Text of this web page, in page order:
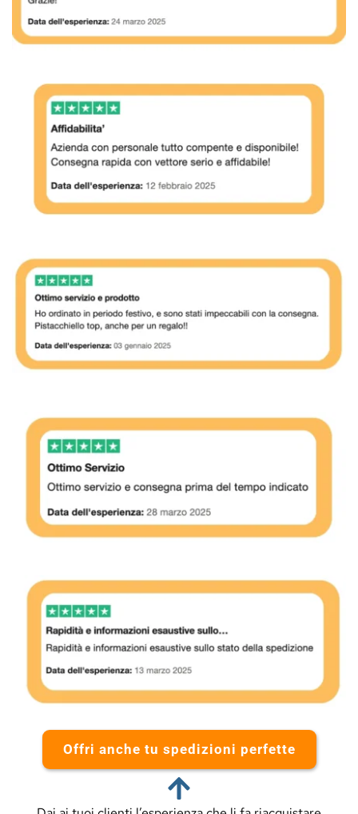
Offri anche tu spedizioni perfette